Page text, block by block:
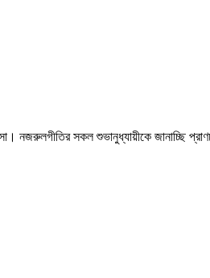
নজরুলগীতির সকল শুভানুধ্যায়ীকে জানাচ্ছি